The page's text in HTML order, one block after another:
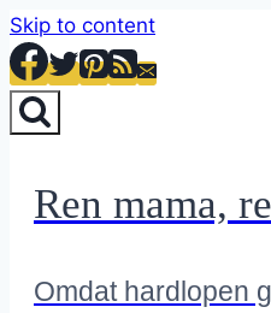
Skip to content
Ren mama,
Omdat hardlopen